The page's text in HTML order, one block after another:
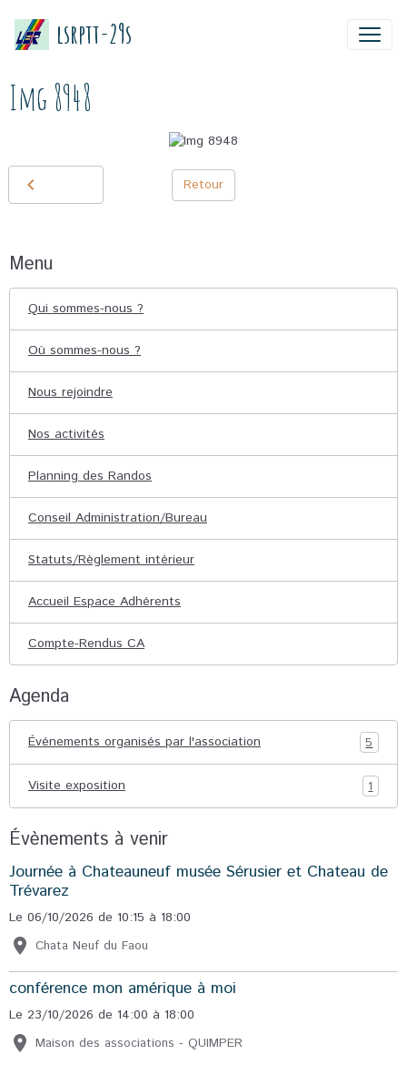
lsrptt-29s
Img 8948
Retour
Menu
Qui sommes-nous ?
Où sommes-nous ?
Nous rejoindre
Nos activités
Planning des Randos
Conseil Administration/Bureau
Statuts/Règlement intérieur
Accueil Espace Adhérents
Compte-Rendus CA
Agenda
Événements organisés par l'association 5
Visite exposition 1
Évènements à venir
Journée à Chateauneuf musée Sérusier et Chateau de
Trévarez
Le 06/10/2026 de 10:15 à 18:00
Chata Neuf du Faou
conférence mon amérique à moi
Le 23/10/2026 de 14:00 à 18:00
Maison des associations - QUIMPER